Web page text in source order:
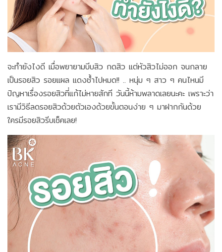
จะทำยังไงดี เมื่อพยายามบีบสิว กดสิว แต่หัวสิวไม่ออก จนกลาย
เป็นรอยสิว รอยแผล แดงช้ำไปหมด!! .. หนุ่ม ๆ สาว ๆ คนไหนมี
ปัญหาเรื่องรอยสิวที่แก้ไม่หายสักที วันนี้ห้ามพลาดเลยนะคะ เพราะว่า
เรามีวิธีลดรอยสิวด้วยตัวเองด้วยขั้นตอนง่าย ๆ มาฝากกันด้วย
ใครมีรอยสิวรีบเช็คเลย!